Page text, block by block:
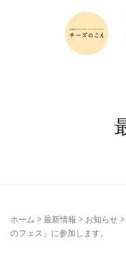
ホーム >最新情報 > お知らせ >
のフェス」に参加します。